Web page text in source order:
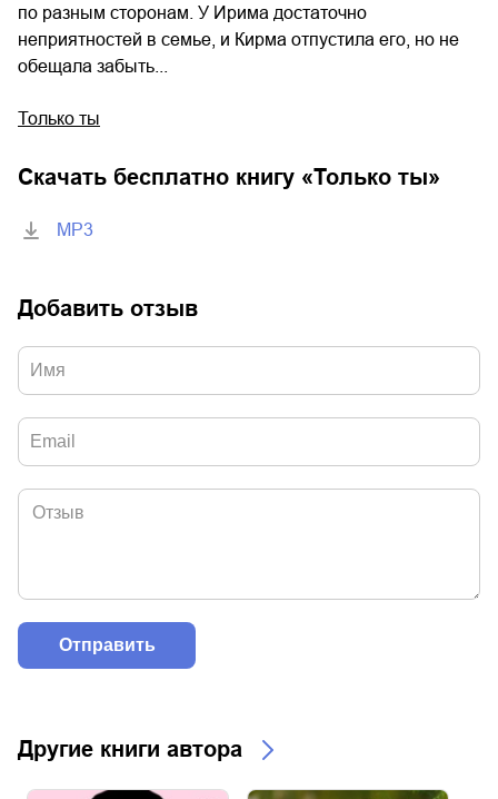
по разным сторонам. У Ирима достаточно
неприятностей в семье, и Кирма отпустила его, но не
обещала забыть...
Только ты
Скачать бесплатно книгу «Только ты»
MP3
Добавить отзыв
Другие книги автора